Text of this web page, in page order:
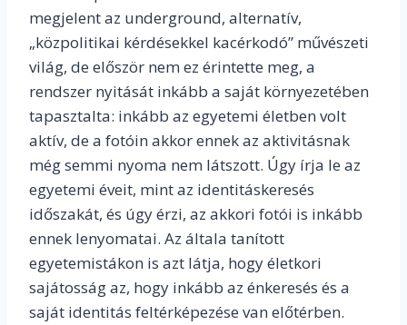
megjelent az underground, alternatív,
„közpolitikai kérdésekkel kacérkodó” művészeti
világ, de először nem ez érintette meg, a
rendszer nyitását inkább a saját környezetében
tapasztalta: inkább az egyetemi életben volt
aktív, de a fotóin akkor ennek az aktivitásnak
még semmi nyoma nem látszott. Úgy írja le az
egyetemi éveit, mint az identitáskeresés
időszakát, és úgy érzi, az akkori fotói is inkább
ennek lenyomatai. Az általa tanított
egyetemistákon is azt látja, hogy életkori
sajátosság az, hogy inkább az énkeresés és a
saját identitás feltérképezése van előtérben.